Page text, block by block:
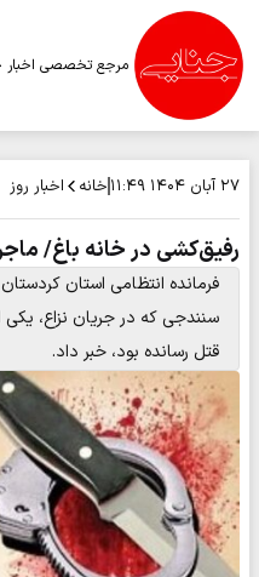
مرجع تخصصی اخبار
۲۷ آبان ۱۴۰۴ ۱۱:۴۹ خانه اخبار روز
رفیق‌کشی در خانه باغ/
سنندجی که در جریان نزاع، یکی
قتل رسانده بود، خبر داد.